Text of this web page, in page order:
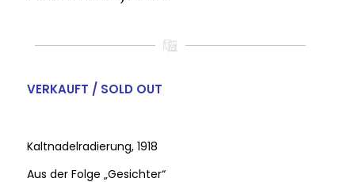
VERKAUFT / SOLD OUT
Kaltnadelradierung, 1918
Aus der Folge „Gesichter“